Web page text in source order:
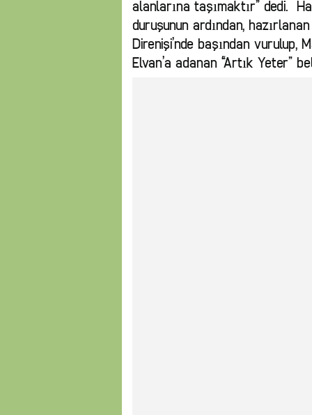
alanlarına taşımaktır” dedi.
duruşunun ardından,
Direnişi’nde başından vurulup,
Elvan’a adanan “Artık Yeter”